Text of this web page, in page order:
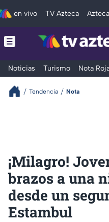
en vivo TV Azteca
Noticias Turismo Nota
Tendencia Nota
¡Milagro!
brazos a una
desde un
Estambul